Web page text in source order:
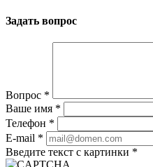
Задать вопрос
Вопрос *
Ваше имя *
Телефон *
E-mail *
Введите текст с картинки *